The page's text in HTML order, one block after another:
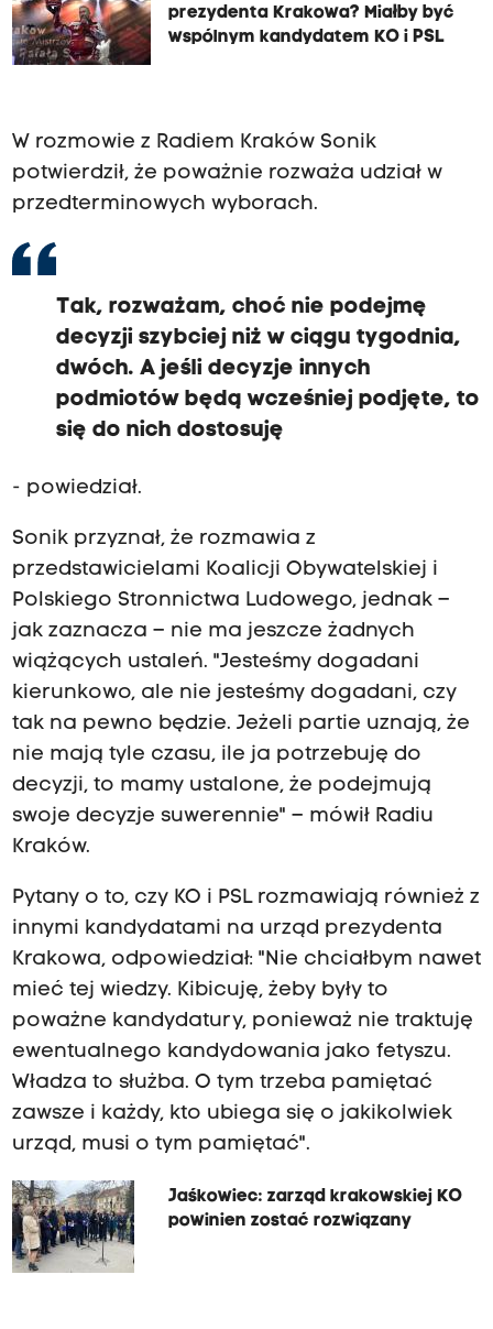
prezydenta Krakowa? Miałby być
wspólnym kandydatem KO i PSL
W rozmowie z Radiem Kraków Sonik
potwierdził, że poważnie rozważa udział w
przedterminowych wyborach.
Tak, rozważam, choć nie podejmę
decyzji szybciej niż w ciągu tygodnia,
dwóch. A jeśli decyzje innych
podmiotów będą wcześniej podjęte, to
się do nich dostosuję
- powiedział.
Sonik przyznał, że rozmawia z
przedstawicielami Koalicji Obywatelskiej i
Polskiego Stronnictwa Ludowego, jednak –
jak zaznacza – nie ma jeszcze żadnych
wiążących ustaleń. "Jesteśmy dogadani
kierunkowo, ale nie jesteśmy dogadani, czy
tak na pewno będzie. Jeżeli partie uznają, że
nie mają tyle czasu, ile ja potrzebuję do
decyzji, to mamy ustalone, że podejmują
swoje decyzje suwerennie" – mówił Radiu
Kraków.
Pytany o to, czy KO i PSL rozmawiają również z
innymi kandydatami na urząd prezydenta
Krakowa, odpowiedział: "Nie chciałbym nawet
mieć tej wiedzy. Kibicuję, żeby były to
poważne kandydatury, ponieważ nie traktuję
ewentualnego kandydowania jako fetyszu.
Władza to służba. O tym trzeba pamiętać
zawsze i każdy, kto ubiega się o jakikolwiek
urząd, musi o tym pamiętać".
Jaśkowiec: zarząd krakowskiej KO
powinien zostać rozwiązany